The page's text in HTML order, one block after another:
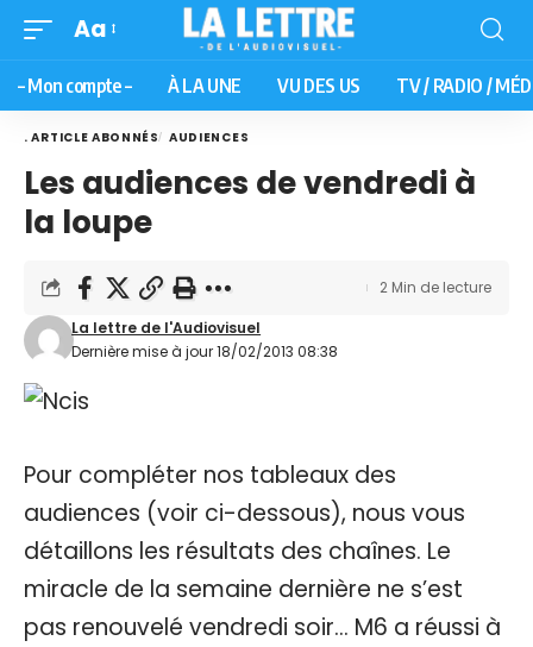
Aa
– Mon compte – À LA UNE VU DES US TV / RADIO /
. ARTICLE ABONNÉS AUDIENCES
Les audiences de vendredi à
la loupe
Dernière mise à jour 18/02/2013 08:38
La lettre de l'Audiovisuel
2 Min de lecture
Pour compléter nos tableaux des
audiences (voir ci-dessous), nous vous
détaillons les résultats des chaînes. Le
miracle de la semaine dernière ne s’est
pas renouvelé vendredi soir… M6 a réussi à